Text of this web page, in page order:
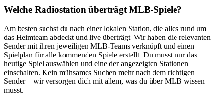
Welche Radiostation überträgt MLB-Spiele?
Am besten suchst du nach einer lokalen Station, die alles rund um
das Heimteam abdeckt und live überträgt. Wir haben die relevanten
Sender mit ihren jeweiligen MLB-Teams verknüpft und einen
Spielplan für alle kommenden Spiele erstellt. Du musst nur das
heutige Spiel auswählen und eine der angezeigten Stationen
einschalten. Kein mühsames Suchen mehr nach dem richtigen
Sender – wir versorgen dich mit allem, was du über MLB wissen
musst.